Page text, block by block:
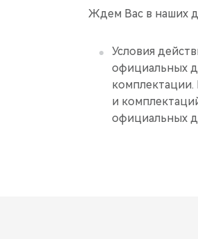
Ждем Вас в наших
Условия
официальных
комплектации.
и
официальных